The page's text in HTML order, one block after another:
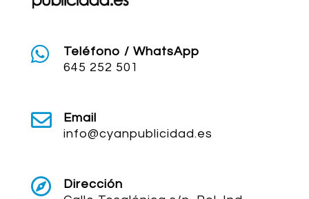

Teléfono / WhatsApp
645 252 501

Email
info@cyanpublicidad.es

Dirección